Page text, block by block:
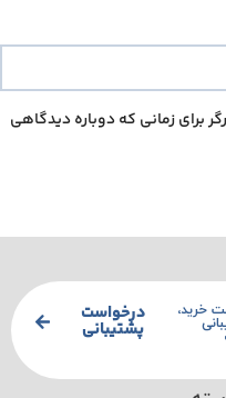
برای زمانی که دوباره دیدگاهی
خرید، درخواست
پشتیبانی